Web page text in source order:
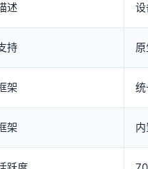
述
持
架 统
架